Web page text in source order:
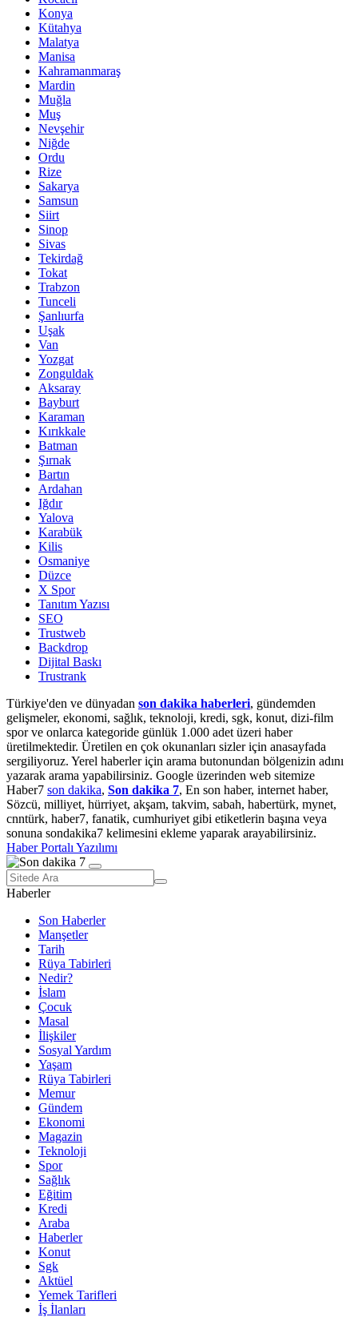
Konya
Kütahya
Malatya
Manisa
Kahramanmaraş
Mardin
Muğla
Muş
Nevşehir
Niğde
Ordu
Rize
Sakarya
Samsun
Siirt
Sinop
Sivas
Tekirdağ
Tokat
Trabzon
Tunceli
Şanlıurfa
Uşak
Van
Yozgat
Zonguldak
Aksaray
Bayburt
Karaman
Kırıkkale
Batman
Şırnak
Bartın
Ardahan
Iğdır
Yalova
Karabük
Kilis
Osmaniye
Düzce
X Spor
Tanıtım Yazısı
SEO
Trustweb
Backdrop
Dijital Baskı
Trustrank
Türkiye'den ve dünyadan son dakika haberleri, gündemden
gelişmeler, ekonomi, sağlık, teknoloji, kredi, sgk, konut, dizi-film
spor ve onlarca kategoride günlük 1.000 adet üzeri haber
üretilmektedir. Üretilen en çok okunanları sizler için anasayfada
sergiliyoruz. Yerel haberler için arama butonundan bölgenizin adını
yazarak arama yapabilirsiniz. Google üzerinden web sitemize
Haber7 son dakika, Son dakika 7, En son haber, internet haber,
Sözcü, milliyet, hürriyet, akşam, takvim, sabah, habertürk, mynet,
cnntürk, haber7, fanatik, cumhuriyet gibi etiketlerin başına veya
sonuna sondakika7 kelimesini ekleme yaparak arayabilirsiniz.
Haber Portalı Yazılımı
Haberler
Son Haberler
Manşetler
Tarih
Rüya Tabirleri
Nedir?
İslam
Çocuk
Masal
İlişkiler
Sosyal Yardım
Yaşam
Rüya Tabirleri
Memur
Gündem
Ekonomi
Magazin
Teknoloji
Spor
Sağlık
Eğitim
Kredi
Araba
Haberler
Konut
Sgk
Aktüel
Yemek Tarifleri
İş İlanları